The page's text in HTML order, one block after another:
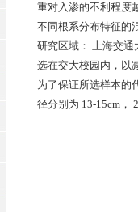
重对入渗的不利程度
不同根系分布特征的
研究区域： 上海交通
选在交大校园内，以
为了保证所选样本的
径分别为 13-15cm，